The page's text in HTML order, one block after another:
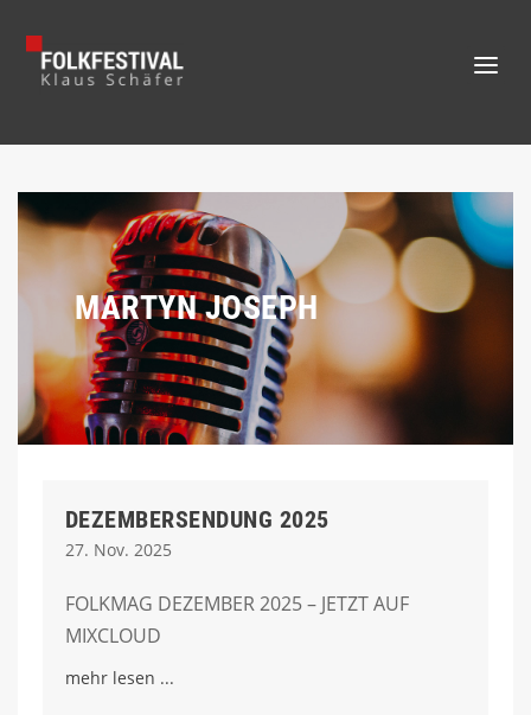
MARTYN JOSEPH
DEZEMBERSENDUNG 2025
27. Nov. 2025
FOLKMAG DEZEMBER 2025 – JETZT AUF
MIXCLOUD
mehr lesen